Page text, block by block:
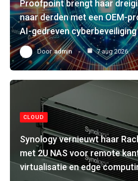
Proofpoint brengt haar
naar derden met een OEM-
AI-gedreven
Door admin 7 aug 2026
CLOUD
Synology vernieuwt haar
met 2U NAS voor remote
virtualisatie en edge